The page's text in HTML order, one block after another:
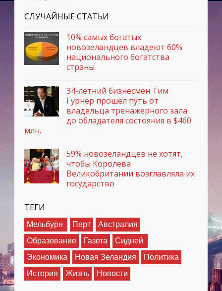
СЛУЧАЙНЫЕ СТАТЬИ
10% самых богатых
новозеландцев владеют 60%
национального богатства
страны
34-летний бизнесмен Тим
Гурнер прошел путь от
владельца тренажерного зала
до обладателя состояния в $460
млн.
59% новозеландцев не хотят,
чтобы Королева
Великобритании возглавляла их
государство
ТЕГИ
Мельбурн Перт
Австралия
Образование
Газета
Сидней
Экономика
Новая Зеландия
Политика
История
Жизнь Новости